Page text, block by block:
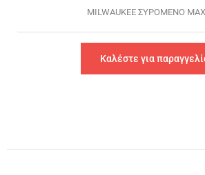
MILWAUKEE ΣΥΡΟΜΕΝΟ
Καλέστε για